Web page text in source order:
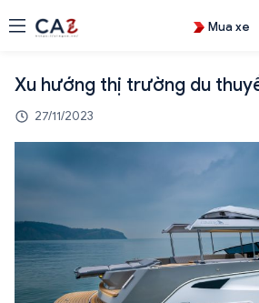
Mua xe
Xu hướng thị trường du
27/11/2023